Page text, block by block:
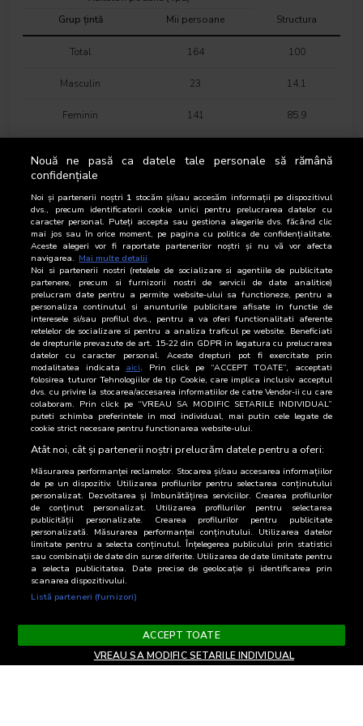
Grup țintă
Mii persoane Structura
Total 164 100
Masculin 23 14,1
Feminin 141 85,9
19-24 ani
25-34 ani 29 17,6
35-44 ani 35 21,5
45-54 ani 40 24,6
55-64 ani 30 18,2
65-74 ani 18 11,2
Categoria AB 40 24,5
Categoria C 52 31,7
Categoria DE 72
Nouă ne pasă ca datele tale personale să rămână
confidențiale
Noi și partenerii noștri 1 stocăm și/sau accesăm informații pe dispozitivul
dvs., precum identificatorii cookie unici pentru prelucrarea datelor cu
caracter personal. Puteți accepta sau gestiona alegerile dvs. făcând clic
mai jos sau în orice moment, pe pagina cu politica de confidențialitate.
Aceste alegeri vor fi raportate partenerilor noștri și nu vă vor afecta
navigarea. Mai multe detalii
Noi si partenerii nostri (retelele de socializare si agentiile de publicitate
partenere, precum si furnizorii nostri de servicii de date analitice)
prelucram date pentru a permite website-ului sa functioneze, pentru a
personaliza continutul si anunturile publicitare afisate in functie de
interesele si/sau profilul dvs., pentru a va oferi functionalitati aferente
retelelor de socializare si pentru a analiza traficul pe website. Beneficiati
de drepturile prevazute de art. 15-22 din GDPR in legatura cu prelucrarea
datelor cu caracter personal. Aceste drepturi pot fi exercitate prin
modalitatea indicata aici. Prin click pe “ACCEPT TOATE”, acceptati
folosirea tuturor Tehnologiilor de tip Cookie, care implica inclusiv acceptul
dvs. cu privire la stocarea/accesarea informatiilor de catre Vendor-ii cu care
colaboram. Prin click pe “VREAU SA MODIFIC SETARILE INDIVIDUAL”
puteti schimba preferintele in mod individual, mai putin cele legate de
cookie strict necesare pentru functionarea website-ului.
Atât noi, cât și partenerii noștri prelucrăm datele pentru a oferi:
Măsurarea performanței reclamelor. Stocarea și/sau accesarea informațiilor
de pe un dispozitiv. Utilizarea profilurilor pentru selectarea conținutului
personalizat. Dezvoltarea și îmbunătățirea serviciilor. Crearea profilurilor
de conținut personalizat. Utilizarea profilurilor pentru selectarea
publicității personalizate. Crearea profilurilor pentru publicitate
personalizată. Măsurarea performanței conținutului. Utilizarea datelor
limitate pentru a selecta conținutul. Înțelegerea publicului prin statistici
sau combinații de date din surse diferite. Utilizarea de date limitate pentru
a selecta publicitatea. Date precise de geolocație și identificarea prin
scanarea dispozitivului.
Listă parteneri (furnizori)
ACCEPT TOATE
VREAU SA MODIFIC SETARILE INDIVIDUAL